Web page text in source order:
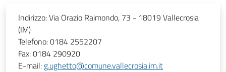
Indirizzo:Via Orazio Raimondo, 73 - 18019 Vallecrosia
(IM)
Telefono:0184 2552207
Fax:0184 290920
E-mail: g.ughetto@comune.vallecrosia.im.it